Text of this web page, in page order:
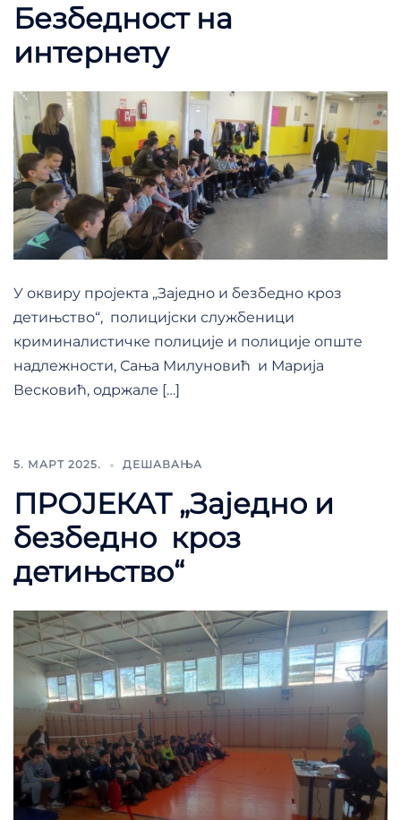
Безбедност на
интернету
У оквиру пројекта „Заједно и безбедно кроз
детињство“, полицијски службеници
криминалистичке полиције и полиције опште
надлежности, Сања Милуновић и Марија
Весковић, одржале […]
5. МАРТ 2025. ДЕШАВАЊА
ПРОЈЕКАТ „Заједно и
безбедно кроз
детињство“